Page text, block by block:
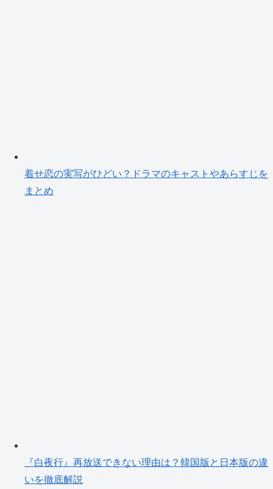
着せ恋の実写がひどい？ドラマのキャストやあらすじを
まとめ
『白夜行』再放送できない理由は？韓国版と日本版の違
いを徹底解説